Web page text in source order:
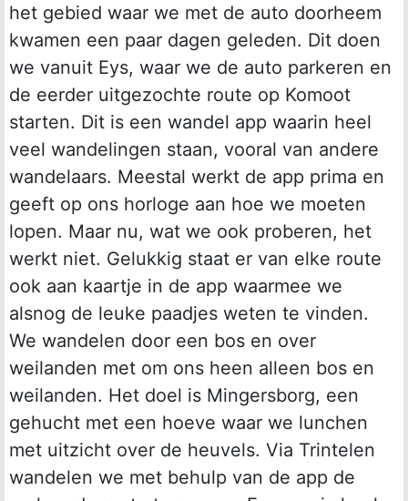
het gebied waar we met de auto doorheem
kwamen een paar dagen geleden. Dit doen
we vanuit Eys, waar we de auto parkeren en
de eerder uitgezochte route op Komoot
starten. Dit is een wandel app waarin heel
veel wandelingen staan, vooral van andere
wandelaars. Meestal werkt de app prima en
geeft op ons horloge aan hoe we moeten
lopen. Maar nu, wat we ook proberen, het
werkt niet. Gelukkig staat er van elke route
ook aan kaartje in de app waarmee we
alsnog de leuke paadjes weten te vinden.
We wandelen door een bos en over
weilanden met om ons heen alleen bos en
weilanden. Het doel is Mingersborg, een
gehucht met een hoeve waar we lunchen
met uitzicht over de heuvels. Via Trintelen
wandelen we met behulp van de app de